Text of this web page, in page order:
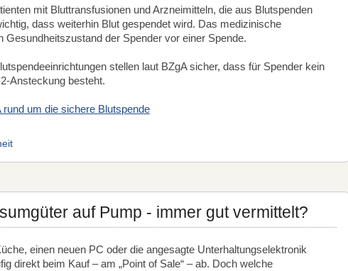
mit Bluttransfusionen und Arzneimitteln, die aus Blutspenden
dass weiterhin Blut gespendet wird. Das medizinische
Gesundheitszustand der Spender vor einer Spende.
stellen laut BZgA sicher, dass für Spender kein
Ansteckung besteht.
rund um die sichere Blutspende
auf Pump - immer gut vermittelt?
einen neuen PC oder die angesagte Unterhaltungselektronik
direkt beim Kauf – am „Point of Sale“ – ab. Doch welche